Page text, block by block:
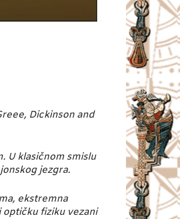
Dickinson and
U klasičnom smislu
jezgra.
ekstremna
fiziku vezani